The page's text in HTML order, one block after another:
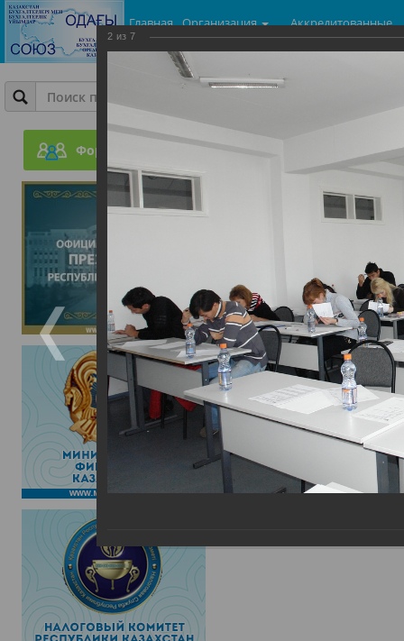
Главная Организация
Аккредитованные
центры
Форум
Фотогалерея
ГроссБух. Молодой
2 из 7